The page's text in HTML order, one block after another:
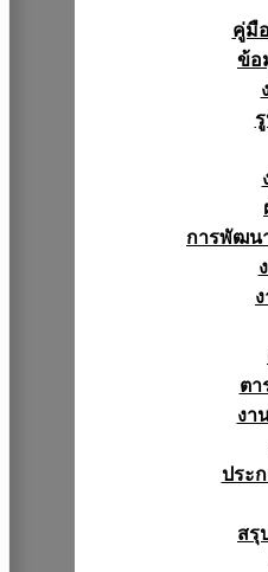
คู่มื
ข้อ
การพัฒน
ตา
งา
ประ
สรุ